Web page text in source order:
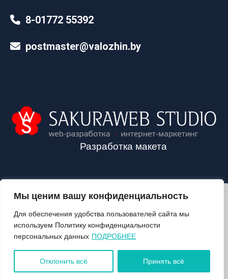
Мы ценим вашу конфиденциальность
Для обеспечения удобства пользователей сайта мы
используем Политику конфиденциальности
персональных данных ПОДРОБНЕЕ
Отклонить всё Принять всё
8-01772 55392
postmaster@valozhin.by
Разработка макета
2024©VALOZHIN.BY - НОВОСТИ ВОЛОЖИНСКОГО РАЙОНА
О ГАЗЕТЕ
ПОДПИСКА
КОНТАКТЫ